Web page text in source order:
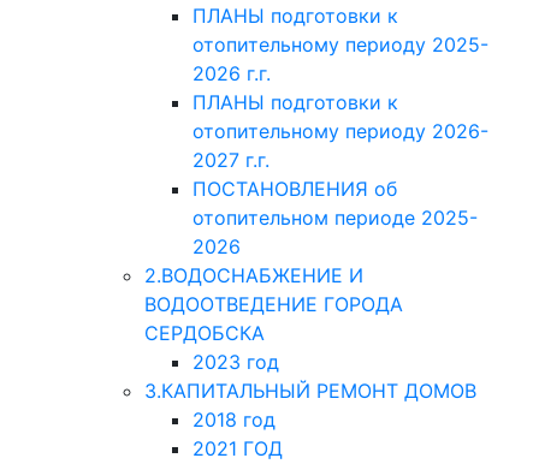
ПЛАНЫ подготовки к
отопительному периоду 2025-
2026 г.г.
ПЛАНЫ подготовки к
отопительному периоду 2026-
2027 г.г.
ПОСТАНОВЛЕНИЯ об
отопительном периоде 2025-
2026
2.ВОДОСНАБЖЕНИЕ И
ВОДООТВЕДЕНИЕ ГОРОДА
СЕРДОБСКА
2023 год
3.КАПИТАЛЬНЫЙ РЕМОНТ ДОМОВ
2018 год
2021 ГОД